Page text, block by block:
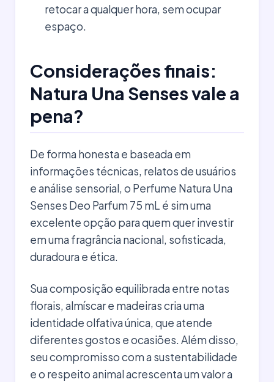
retocar a qualquer hora, sem ocupar
espaço.
Considerações finais:
Natura Una Senses vale a
pena?
De forma honesta e baseada em
informações técnicas, relatos de usuários
e análise sensorial, o Perfume Natura Una
Senses Deo Parfum 75 mL é sim uma
excelente opção para quem quer investir
em uma fragrância nacional, sofisticada,
duradoura e ética.
Sua composição equilibrada entre notas
florais, almíscar e madeiras cria uma
identidade olfativa única, que atende
diferentes gostos e ocasiões. Além disso,
seu compromisso com a sustentabilidade
e o respeito animal acrescenta um valor a